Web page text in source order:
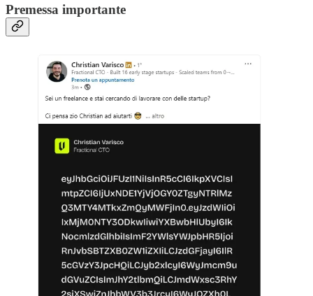
Premessa importante